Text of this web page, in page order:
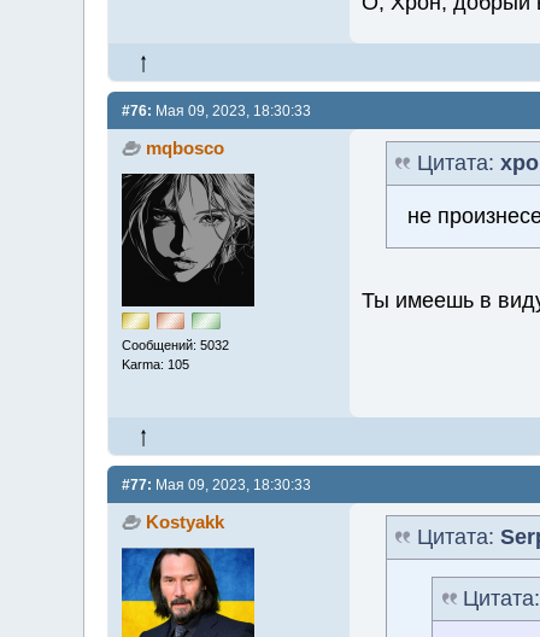
#76: Мая 09, 2023, 18:30:33
mqbosco
Сообщений: 5032
Karma: 105
Цитата:
не
Ты имеешь в
#77: Мая 09, 2023, 18:30:33
Kostyakk
Цитата: